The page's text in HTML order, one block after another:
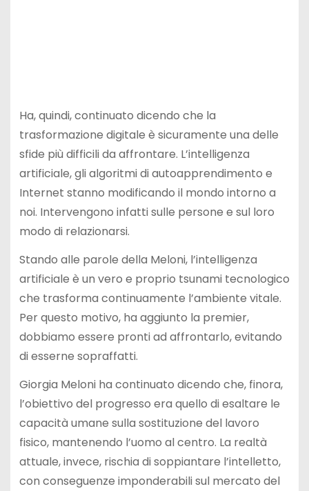
Ha, quindi, continuato dicendo che la
trasformazione digitale è sicuramente una delle
sfide più difficili da affrontare. L’intelligenza
artificiale, gli algoritmi di autoapprendimento e
Internet stanno modificando il mondo intorno a
noi. Intervengono infatti sulle persone e sul loro
modo di relazionarsi.
Stando alle parole della Meloni, l’intelligenza
artificiale è un vero e proprio tsunami tecnologico
che trasforma continuamente l’ambiente vitale.
Per questo motivo, ha aggiunto la premier,
dobbiamo essere pronti ad affrontarlo, evitando
di esserne sopraffatti.
Giorgia Meloni ha continuato dicendo che, finora,
l’obiettivo del progresso era quello di esaltare le
capacità umane sulla sostituzione del lavoro
fisico, mantenendo l’uomo al centro. La realtà
attuale, invece, rischia di soppiantare l’intelletto,
con conseguenze imponderabili sul mercato del